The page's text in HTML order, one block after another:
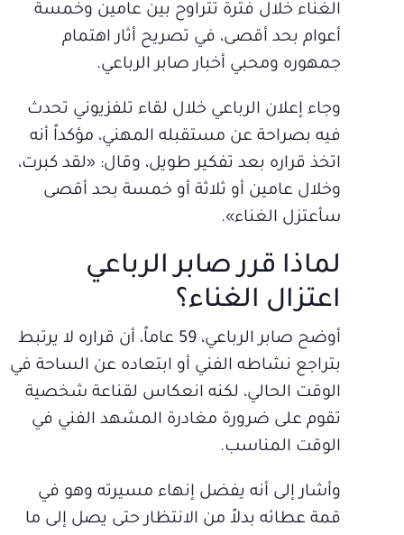
الغناء خلال فترة تتراوح بين عامين وخمسة
أعوام بحد أقصى، في تصريح أثار اهتمام
جمهوره ومحبي أخبار صابر الرباعي.
وجاء إعلان الرباعي خلال لقاء تلفزيوني تحدث
فيه بصراحة عن مستقبله المهني، مؤكداً أنه
اتخذ قراره بعد تفكير طويل، وقال: «لقد كبرت،
وخلال عامين أو ثلاثة أو خمسة بحد أقصى
سأعتزل الغناء».
لماذا قرر صابر الرباعي
اعتزال الغناء؟
أوضح صابر الرباعي، 59 عاماً، أن قراره لا يرتبط
بتراجع نشاطه الفني أو ابتعاده عن الساحة في
الوقت الحالي، لكنه انعكاس لقناعة شخصية
تقوم على ضرورة مغادرة المشهد الفني في
الوقت المناسب.
وأشار إلى أنه يفضل إنهاء مسيرته وهو في
قمة عطائه بدلاً من الانتظار حتى يصل إلى ما